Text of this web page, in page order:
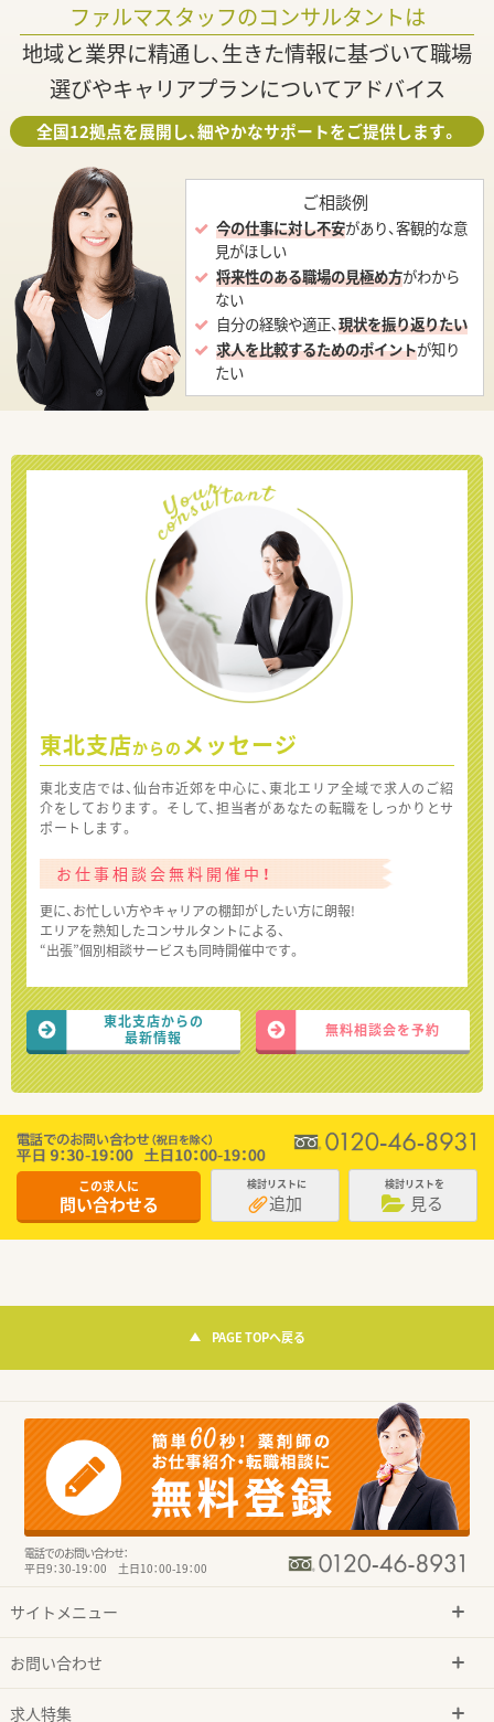
ファルマスタッフのコンサルタントは
地域と業界に精通し、生きた情報に基づいて職場
選びやキャリアプランについてアドバイス
全国12拠点を展開し、細やかなサポートをご提供します。
ご相談例
今の仕事に対し不安があり、客観的な意
見がほしい
将来性のある職場の見極め方がわから
ない
自分の経験や適正、現状を振り返りたい
求人を比較するためのポイントが知り
たい
東北支店からの メッセージ
東北支店では、仙台市近郊を中心に、東北エリア全域で求人のご紹
介をしております。 そして、担当者があなたの転職をしっかりとサ
ポートします。
お仕事相談会無料開催中！
更に、お忙しい方やキャリアの棚卸がしたい方に朗報!
エリアを熟知したコンサルタントによる、
“出張”個別相談サービスも同時開催中です。
東北支店からの
最新情報
無料相談会を予約
この求人に
問い合わせる
検討リストに
追加
検討リストを
見る
PAGE TOPへ戻る
電話でのお問い合わせ：
平日9：30-19：00 土日10：00-19：00
サイトメニュー
お問い合わせ
求人特集